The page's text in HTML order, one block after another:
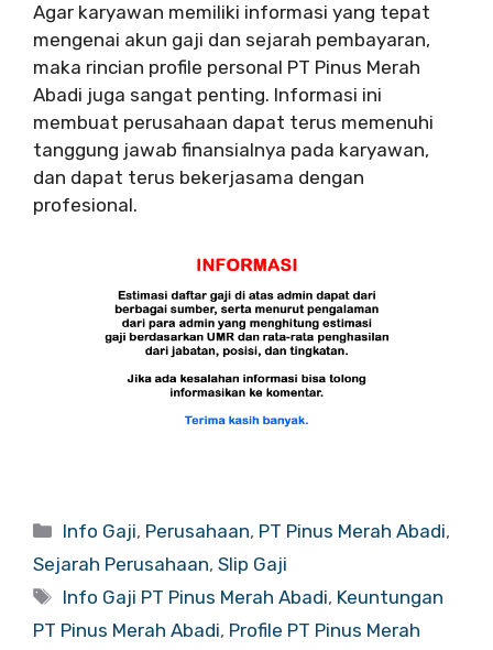
Agar karyawan memiliki informasi yang tepat
mengenai akun gaji dan sejarah pembayaran,
maka rincian profile personal PT Pinus Merah
Abadi juga sangat penting. Informasi ini
membuat perusahaan dapat terus memenuhi
tanggung jawab finansialnya pada karyawan,
dan dapat terus bekerjasama dengan
profesional.
Categories
Info Gaji, Perusahaan, PT Pinus Merah Abadi,
Sejarah Perusahaan, Slip Gaji
Tags
Info Gaji PT Pinus Merah Abadi, Keuntungan
PT Pinus Merah Abadi, Profile PT Pinus Merah